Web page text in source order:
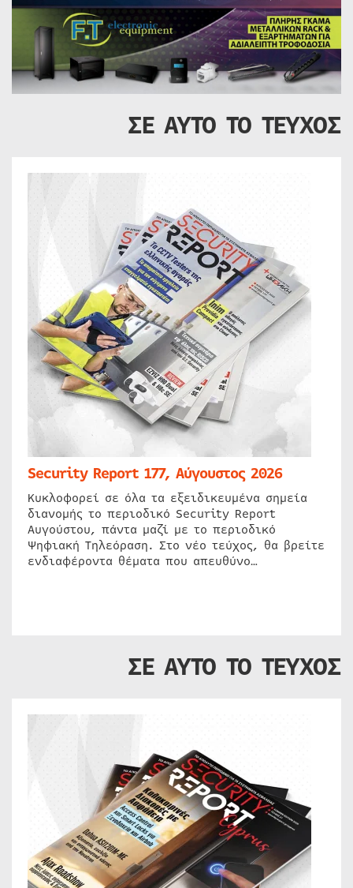
ΣΕ ΑΥΤΟ ΤΟ ΤΕΥΧΟΣ
Security Report 177, Αύγουστος 2026
Κυκλοφορεί σε όλα τα εξειδικευμένα σημεία
διανομής το περιοδικό Security Report
Αυγούστου, πάντα μαζί με το περιοδικό
Ψηφιακή Τηλεόραση. Στο νέο τεύχος, θα βρείτε
ενδιαφέροντα θέματα που απευθύνο…
ΣΕ ΑΥΤΟ ΤΟ ΤΕΥΧΟΣ